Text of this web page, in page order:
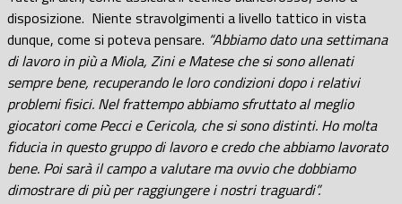
disposizione. Niente stravolgimenti a livello tattico in vista
dunque, come si poteva pensare. “Abbiamo dato una settimana
di lavoro in più a Miola, Zini e Matese che si sono allenati
sempre bene, recuperando le loro condizioni dopo i relativi
problemi fisici. Nel frattempo abbiamo sfruttato al meglio
giocatori come Pecci e Cericola, che si sono distinti. Ho molta
fiducia in questo gruppo di lavoro e credo che abbiamo lavorato
bene. Poi sarà il campo a valutare ma ovvio che dobbiamo
dimostrare di più per raggiungere i nostri traguardi”.